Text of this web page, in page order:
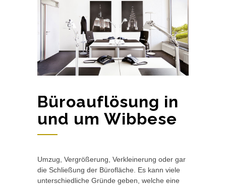
Büroauflösung in
und um Wibbese
Umzug, Vergrößerung, Verkleinerung oder gar
die Schließung der Bürofläche. Es kann viele
unterschiedliche Gründe geben, welche eine